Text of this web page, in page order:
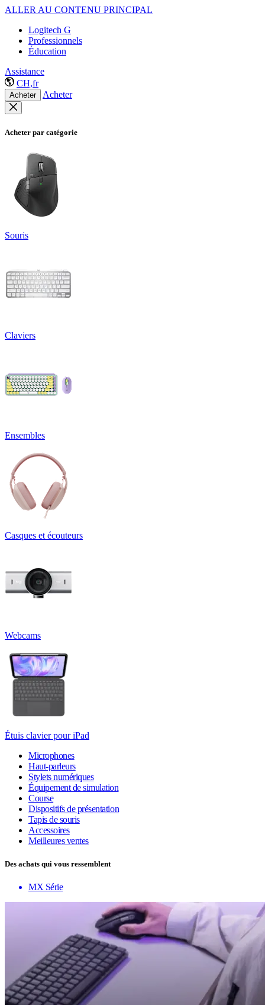
ALLER AU CONTENU PRINCIPAL
Logitech G
Professionnels
Éducation
Assistance
CH,fr
Acheter Acheter
Acheter par catégorie
Souris
Claviers
Ensembles
Casques et écouteurs
Webcams
Étuis clavier pour iPad
Microphones
Haut-parleurs
Stylets numériques
Équipement de simulation
Course
Dispositifs de présentation
Tapis de souris
Accessoires
Meilleures ventes
Des achats qui vous ressemblent
MX Série